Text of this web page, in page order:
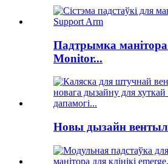
Падтрымка
Monitor...
Новы дызайн